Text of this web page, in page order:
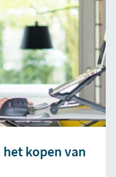
kopen van